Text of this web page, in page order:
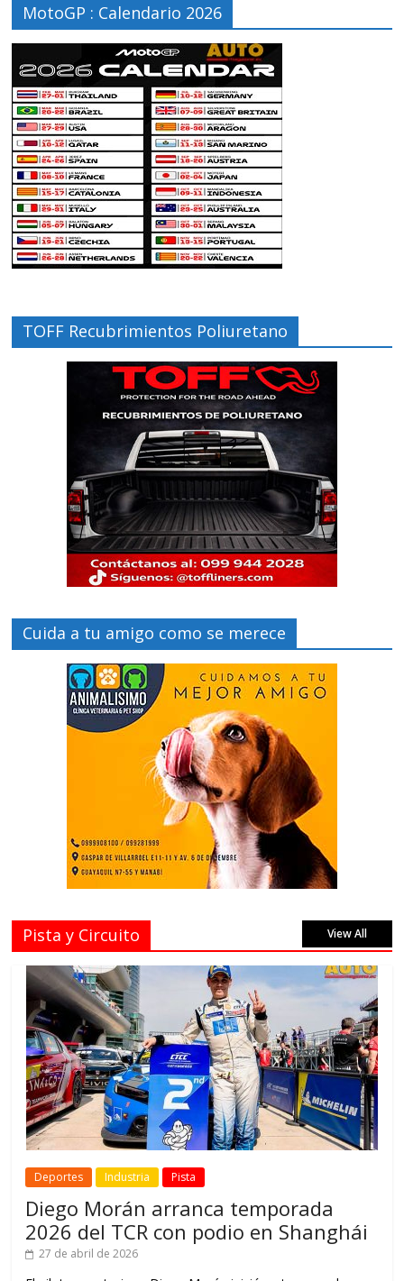
MotoGP : Calendario 2026
TOFF Recubrimientos Poliuretano
Cuida a tu amigo como se merece
Pista y Circuito View All
Deportes Industria Pista
Diego Morán arranca temporada
2026 del TCR con podio en Shanghái
27 de abril de 2026